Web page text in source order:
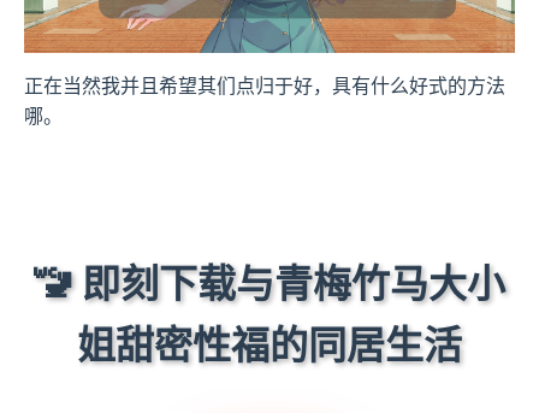
正在当然我并且希望其们点归于好，具有什么好式的方法
哪。
🚾 即刻下载与青梅竹马大小
姐甜密性福的同居生活